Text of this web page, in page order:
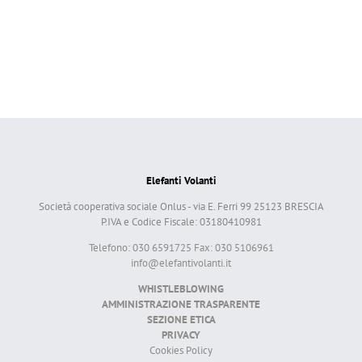
Elefanti Volanti
Società cooperativa sociale Onlus - via E. Ferri 99 25123 BRESCIA
P.IVA e Codice Fiscale: 03180410981
Telefono: 030 6591725 Fax: 030 5106961
info@elefantivolanti.it
WHISTLEBLOWING
AMMINISTRAZIONE TRASPARENTE
SEZIONE ETICA
PRIVACY
Cookies Policy